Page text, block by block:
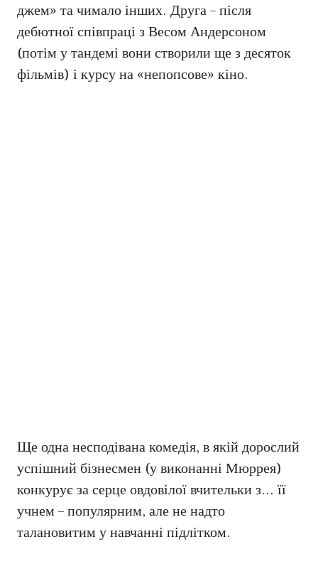
джем» та чимало інших. Друга – після
дебютної співпраці з Весом Андерсоном
(потім у тандемі вони створили ще з десяток
фільмів) і курсу на «непопсове» кіно.
Ще одна несподівана комедія, в якій дорослий
успішний бізнесмен (у виконанні Мюррея)
конкурує за серце овдовілої вчительки з… її
учнем – популярним, але не надто
талановитим у навчанні підлітком.